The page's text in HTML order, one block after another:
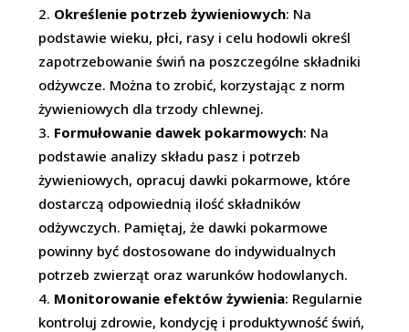
Określenie potrzeb żywieniowych: Na
podstawie wieku, płci, rasy i celu hodowli określ
zapotrzebowanie świń na poszczególne składniki
odżywcze. Można to zrobić, korzystając z norm
żywieniowych dla trzody chlewnej.
Formułowanie dawek pokarmowych: Na
podstawie analizy składu pasz i potrzeb
żywieniowych, opracuj dawki pokarmowe, które
dostarczą odpowiednią ilość składników
odżywczych. Pamiętaj, że dawki pokarmowe
powinny być dostosowane do indywidualnych
potrzeb zwierząt oraz warunków hodowlanych.
Monitorowanie efektów żywienia: Regularnie
kontroluj zdrowie, kondycję i produktywność świń,